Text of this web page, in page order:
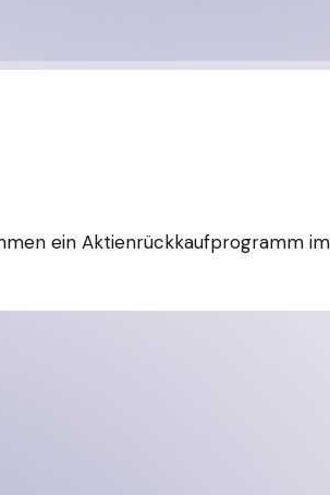
ein Aktienrückkaufprogramm